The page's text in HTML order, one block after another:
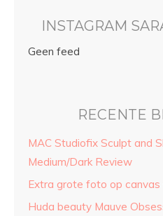
INSTAGRAM
Geen feed
RECENTE
MAC Studiofix Sculpt and
Medium/Dark Review
Extra grote foto op canvas
Huda beauty Mauve